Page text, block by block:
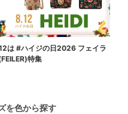
は #ハイジの日2026 フェイラ
特集
を色から探す